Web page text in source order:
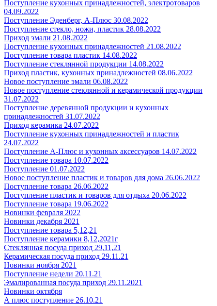
Поступление кухонных принадлежностей, электротоваров
04.09.2022
Поступление Эденберг, А-Плюс 30.08.2022
Поступление стекло, ножи, пластик 28.08.2022
Приход эмали 21.08.2022
Поступление кухонных принадлежностей 21.08.2022
Поступление товара пластик 14.08.2022
Поступление стеклянной продукции 14.08.2022
Приход пластик, кухонных принадлежностей 08.06.2022
Новое поступление эмали 06.08.2022
Новое поступление стеклянной и керамической продукции
31.07.2022
Поступление деревянной продукции и кухонных
принадлежностей 31.07.2022
Приход керамика 24.07.2022
Поступление кухонных принадлежностей и пластик
24.07.2022
Поступление А-Плюс и кухонных аксессуаров 14.07.2022
Поступление товара 10.07.2022
Поступление 01.07.2022
Новое поступление пластик и товаров для дома 26.06.2022
Поступление товара 26.06.2022
Поступление пластик и товаров для отдыха 20.06.2022
Поступление товара 19.06.2022
Новинки февраля 2022
Новинки декабря 2021
Поступление товара 5,12,21
Поступление керамики 8,12,2021г
Стеклянная посуда приход 29,11,21
Керамическая посуда приход 29.11.21
Новинки ноября 2021
Поступление недели 20.11.21
Эмалированная посуда приход 29.11.2021
Новинки октября
А плюс поступление 26.10.21